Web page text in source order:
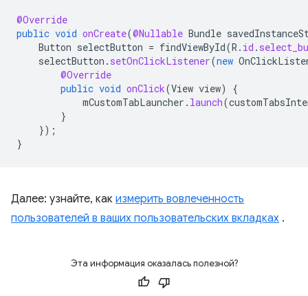
@Override
public void onCreate(@Nullable Bundle
Button selectButton = findViewById(R . id .
selectButton . setOnClickListener(new
@Override
public void onClick(View view)
{
mCustomTabLauncher . launch(
}
});
}
Далее: узнайте, как измерить вовлеченность
пользователей в ваших пользовательских вкладках .
Эта информация оказалась полезной?